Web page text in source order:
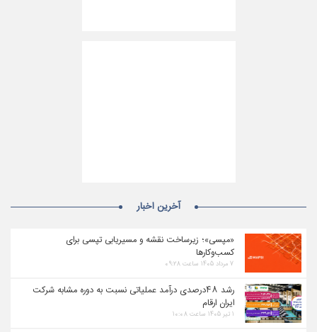
آخرین اخبار
«مپسی»؛ زیرساخت نقشه و مسیریابی تپسی برای
کسب‌وکارها
۷ مرداد ۱۴۰۵ ساعت ۰۹:۲۸
رشد ۴۸درصدی درآمد عملیاتی نسبت به دوره مشابه شرکت
ایران ارقام
۱ تیر ۱۴۰۵ ساعت ۱۰:۰۸